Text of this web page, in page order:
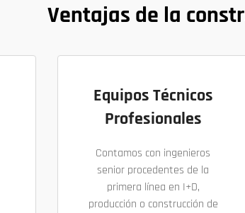
Ventajas de la
Equipos Técnicos
Profesionales
Contamos con ingenieros
senior procedentes de la
primera línea en I+D,
producción o construcción de